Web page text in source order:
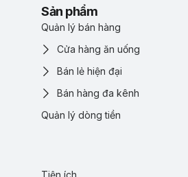
Sản phẩm
Quản lý bán hàng
Cửa hàng ăn uống
Bán lẻ hiện đại
Bán hàng đa kênh
Quản lý dòng tiền